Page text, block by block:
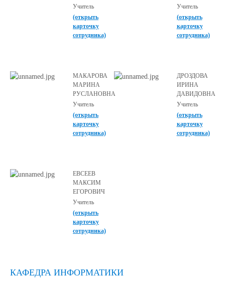
Учитель
(открыть
карточку
сотрудника)
Учитель
(открыть
карточку
сотрудника)
МАКАРОВА
МАРИНА
РУСЛАНОВНА
Учитель
(открыть
карточку
сотрудника)
ДРОЗДОВА
ИРИНА
ДАВИДОВНА
Учитель
(открыть
карточку
сотрудника)
ЕВСЕЕВ
МАКСИМ
ЕГОРОВИЧ
Учитель
(открыть
карточку
сотрудника)
КАФЕДРА ИНФОРМАТИКИ